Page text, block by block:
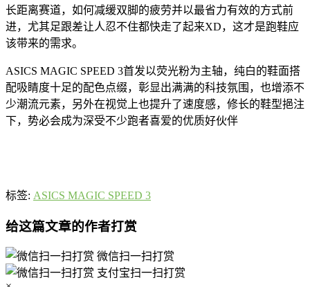
长距离赛道，如何减缓双脚的疲劳并以最省力有效的方式前
进，尤其足跟差让人忍不住都快走了起来XD，这才是跑鞋应
该带来的需求。
ASICS MAGIC SPEED 3首发以荧光粉为主轴，纯白的鞋面搭
配吸睛度十足的配色点缀，彰显出满满的科技氛围，也增添不
少潮流元素，另外在视觉上也提升了速度感，修长的鞋型挹注
下，势必会成为深受不少跑者喜爱的优质好伙伴
标签: ASICS MAGIC SPEED 3
给这篇文章的作者打赏
微信扫一扫打赏
支付宝扫一扫打赏